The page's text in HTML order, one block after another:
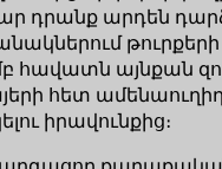
դրանք արդեն
այնքան
հետ
իրավունքից։